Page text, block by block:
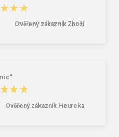
Ověřený zákazník Zboží
Ověřený zákazník Heureka